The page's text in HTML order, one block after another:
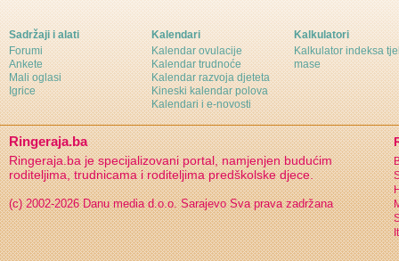
Sadržaji i alati
Forumi
Ankete
Mali oglasi
Igrice
Kalendari
Kalendar ovulacije
Kalendar trudnoće
Kalendar razvoja djeteta
Kineski kalendar polova
Kalendari i e-novosti
Kalkulatori
Kalkulator indeksa
mase
Ringeraja.ba
Ringeraja.ba je specijalizovani portal, namjenjen budućim
roditeljima, trudnicama i roditeljima predškolske djece.
(c) 2002-2026 Danu media d.o.o. Sarajevo Sva prava zadržana